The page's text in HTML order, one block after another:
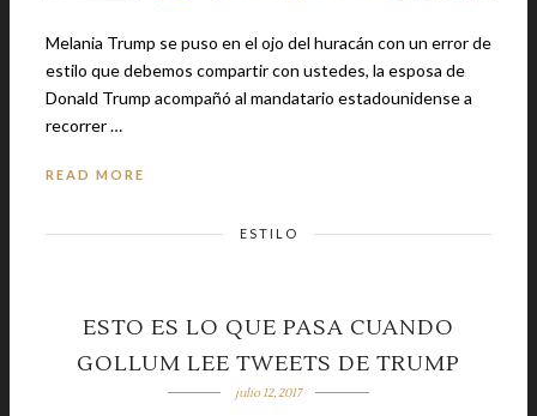
Melania Trump se puso en el ojo del huracán con un error de
estilo que debemos compartir con ustedes, la esposa de
Donald Trump acompañó al mandatario estadounidense a
recorrer …
READ MORE
ESTILO
ESTO ES LO QUE PASA CUANDO
GOLLUM LEE TWEETS DE TRUMP
julio 12, 2017